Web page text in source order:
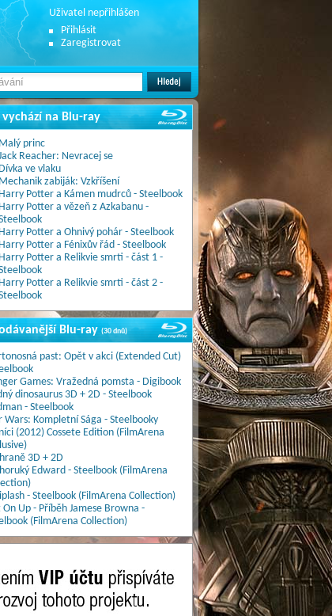
Uživatel nepřihlášen
Přihlásit
Zaregistrovat
na Blu-ray
Malý princ
Reacher: Nevracej se
Dívka ve vlaku
Mechanik zabiják: Vzkříšení
Harry Potter a Kámen mudrců - Steelbook
Harry Potter a vězeň z Azkabanu -
Harry Potter a Ohnivý pohár - Steelbook
Harry Potter a Fénixův řád - Steelbook
Harry Potter a Relikvie smrti - část 1 -
Harry Potter a Relikvie smrti - část 2 -
Blu-ray(30 dnů)
past: Opět v akci (Extended Cut)
Games: Vražedná pomsta - Digibook
dinosaurus 3D + 2D - Steelbook
- Steelbook
Wars: Kompletní Sága - Steelbooky
(2012) Cossete Edition (FilmArena
3D + 2D
Edward - Steelbook (FilmArena
- Steelbook (FilmArena Collection)
On Up - Příběh Jamese Browna -
(FilmArena Collection)